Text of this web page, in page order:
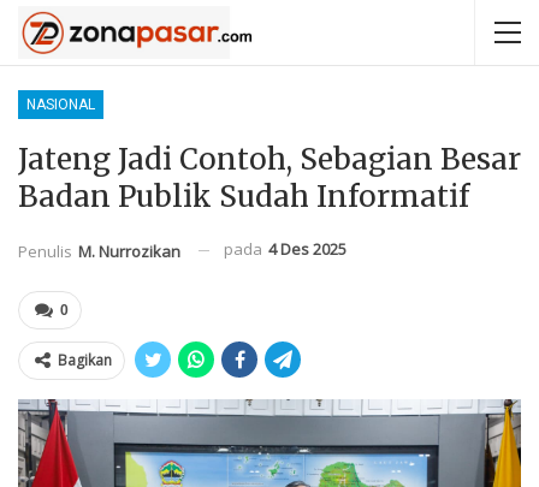
NASIONAL
Jateng Jadi Contoh, Sebagian Besar
Badan Publik Sudah Informatif
Penulis M. Nurrozikan pada 4 Des 2025
0
Bagikan